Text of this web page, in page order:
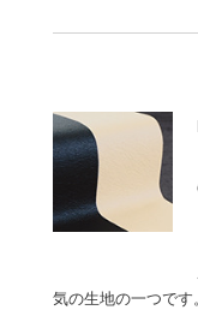
気の生地の一つで